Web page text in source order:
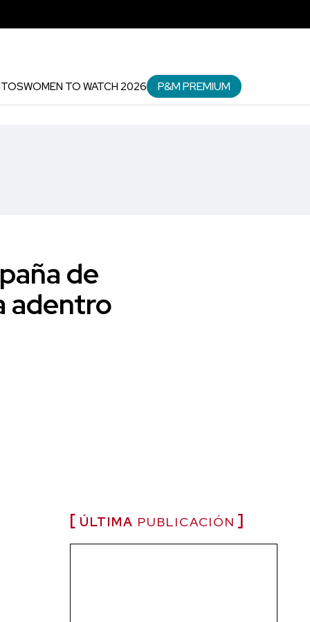
WOMEN TO WATCH 2026 P&M PREMIUM
de
adentro
ÚLTIMA PUBLICACIÓN